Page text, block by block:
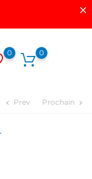
0 0
chevron_left Prev Prochain chevron_right